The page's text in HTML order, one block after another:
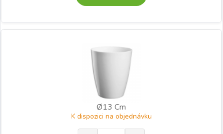
Ø13 Cm
K dispozici na objednávku